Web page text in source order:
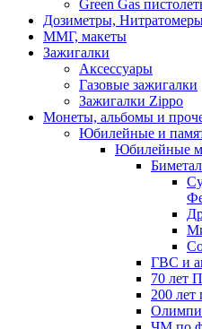
Green Gas
Дозиметры,
ММГ, макеты
Зажигалки
Аксессуары
Газовые зажигалки
Зажигалки Zippo
Монеты, альбомы и
Юбилейные и
Юбилейные
ГВС и
70 лет
200 лет